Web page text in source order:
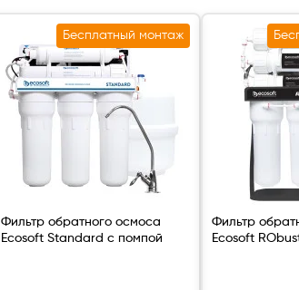
Бесплатный монтаж
Фильтр обратного осмоса
Ecosoft Standard с помпой
Фильтр
Ecosoft